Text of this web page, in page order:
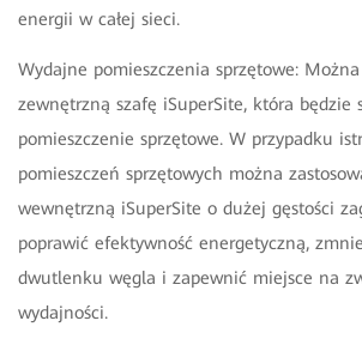
energii w całej sieci.
Wydajne pomieszczenia sprzętowe: Można
zewnętrzną szafę iSuperSite, która będzie
pomieszczenie sprzętowe. W przypadku
pomieszczeń sprzętowych można
wewnętrzną iSuperSite o dużej gęstości
poprawić efektywność energetyczną,
dwutlenku węgla i zapewnić miejsce na
wydajności.